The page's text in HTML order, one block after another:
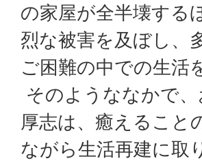
の家屋が全半壊する
烈な被害を及ぼし、
ご困難の中での生活
そのようななかで
厚志は、癒えること
ながら生活再建に取